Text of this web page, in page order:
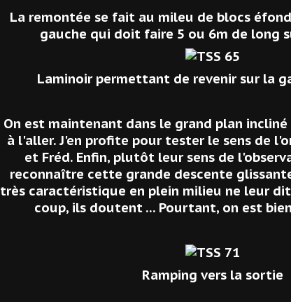
La remontée se fait au mileu de blocs
gauche qui doit faire 5 ou 6m de long
Laminoir permettant de revenir sur la
On est maintenant dans le grand plan
à l'aller. J'en profite pour tester le sens de
et Fréd. Enfin, plutôt leur sens de
reconnaître cette grande descente
très caractéristique en plein milieu ne leur
coup, ils doutent ... Pourtant, on est
Ramping vers la sortie